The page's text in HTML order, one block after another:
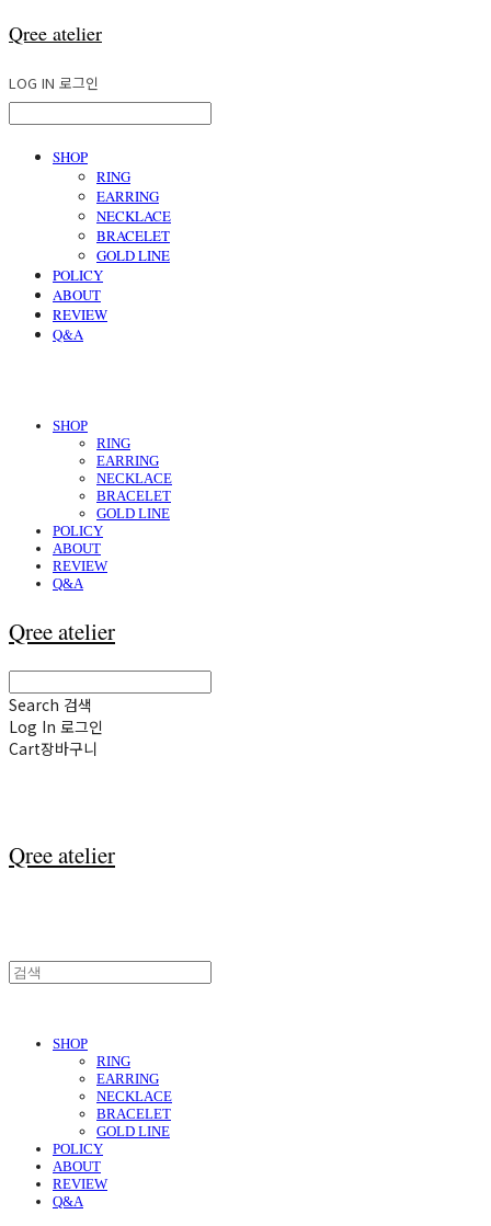
Qree atelier
LOG IN 로그인
SHOP
RING
EARRING
NECKLACE
BRACELET
GOLD LINE
POLICY
ABOUT
REVIEW
Q&A
SHOP
RING
EARRING
NECKLACE
BRACELET
GOLD LINE
POLICY
ABOUT
REVIEW
Q&A
Qree atelier
Search 검색
Log In 로그인
Cart장바구니
Qree atelier
SHOP
RING
EARRING
NECKLACE
BRACELET
GOLD LINE
POLICY
ABOUT
REVIEW
Q&A